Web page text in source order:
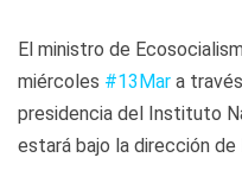
El ministro de
miércoles #13Mar a
presidencia del Instituto
estará bajo la dirección de